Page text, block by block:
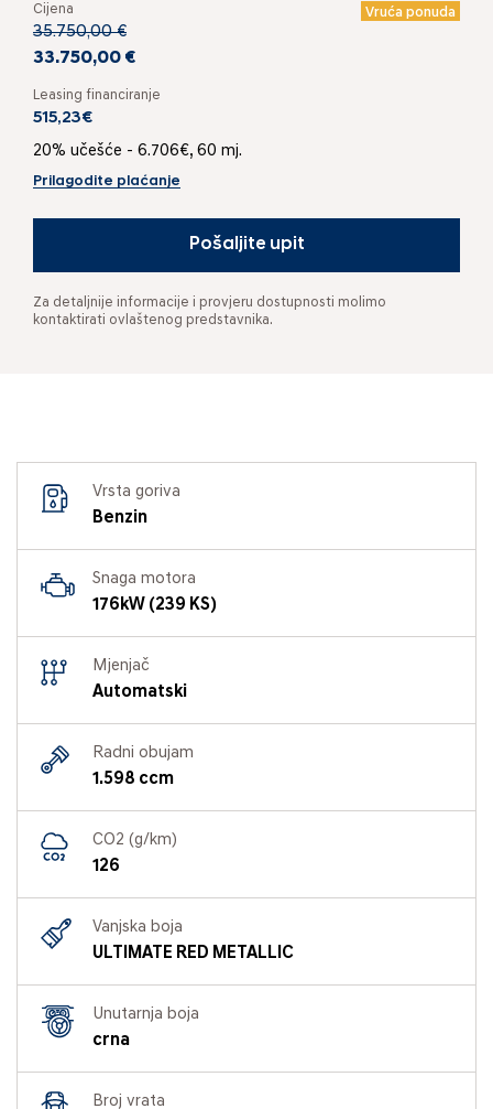
Cijena Vruća ponuda
35.750,00 €
33.750,00 €
Leasing financiranje
515,23€
20% učešće - 6.706€, 60 mj.
Prilagodite plaćanje
Pošaljite upit
Za detaljnije informacije i provjeru dostupnosti molimo
kontaktirati ovlaštenog predstavnika.
Vrsta goriva
Benzin
Snaga motora
176kW (239 KS)
Mjenjač
Automatski
Radni obujam
1.598 ccm
CO2 (g/km)
126
Vanjska boja
ULTIMATE RED METALLIC
Unutarnja boja
crna
Broj vrata